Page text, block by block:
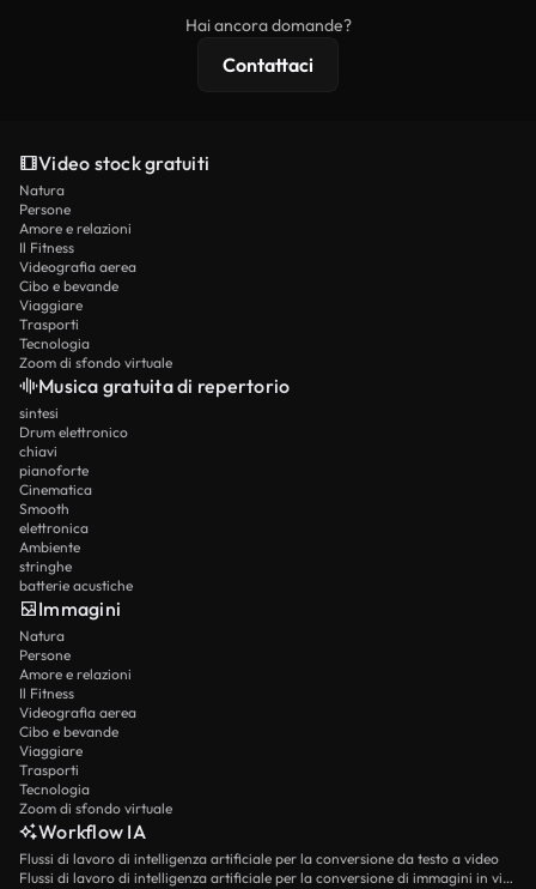
Hai ancora domande?
Contattaci
Video stock gratuiti
Natura
Persone
Amore e relazioni
Il Fitness
Videografia aerea
Cibo e bevande
Viaggiare
Trasporti
Tecnologia
Zoom di sfondo virtuale
Musica gratuita di repertorio
sintesi
Drum elettronico
chiavi
pianoforte
Cinematica
Smooth
elettronica
Ambiente
stringhe
batterie acustiche
Immagini
Natura
Persone
Amore e relazioni
Il Fitness
Videografia aerea
Cibo e bevande
Viaggiare
Trasporti
Tecnologia
Zoom di sfondo virtuale
Workflow IA
Flussi di lavoro di intelligenza artificiale per la conversione da testo a video
Flussi di lavoro di intelligenza artificiale per la conversione di immagini in video